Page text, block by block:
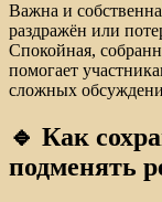
Важна и
раздражён или
Спокойная,
помогает
сложных
🔹 Как
подменять